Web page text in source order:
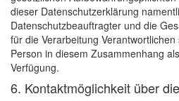
dieser Datenschutzerklärung
Datenschutzbeauftragter und die
für die Verarbeitung
Person in diesem Zusammenhang
Verfügung.
6. Kontaktmöglichkeit über